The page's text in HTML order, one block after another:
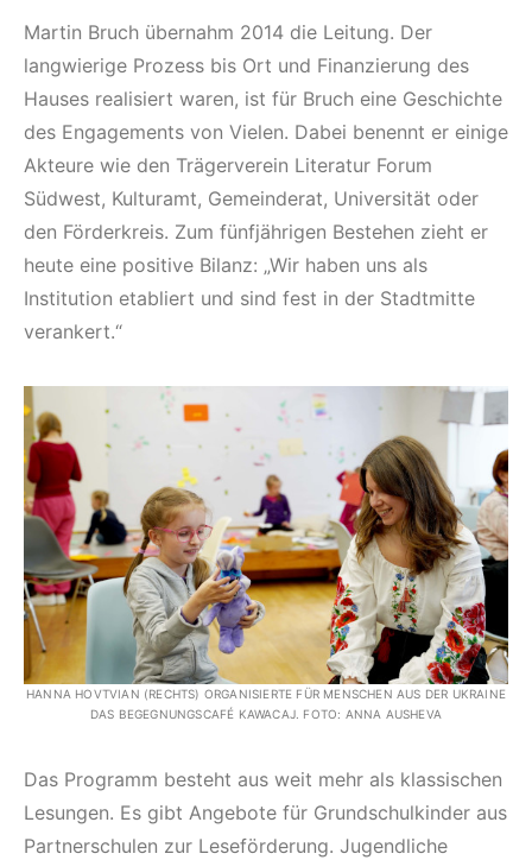
Martin Bruch übernahm 2014 die Leitung. Der
langwierige Prozess bis Ort und Finanzierung des
Hauses realisiert waren, ist für Bruch eine Geschichte
des Engagements von Vielen. Dabei benennt er einige
Akteure wie den Trägerverein Literatur Forum
Südwest, Kulturamt, Gemeinderat, Universität oder
den Förderkreis. Zum fünfjährigen Bestehen zieht er
heute eine positive Bilanz: „Wir haben uns als
Institution etabliert und sind fest in der Stadtmitte
verankert.“
HANNA HOVTVIAN (RECHTS) ORGANISIERTE FÜR MENSCHEN AUS DER UKRAINE
DAS BEGEGNUNGSCAFÉ KAWACAJ. FOTO: ANNA AUSHEVA
Das Programm besteht aus weit mehr als klassischen
Lesungen. Es gibt Angebote für Grundschulkinder aus
Partnerschulen zur Leseförderung. Jugendliche